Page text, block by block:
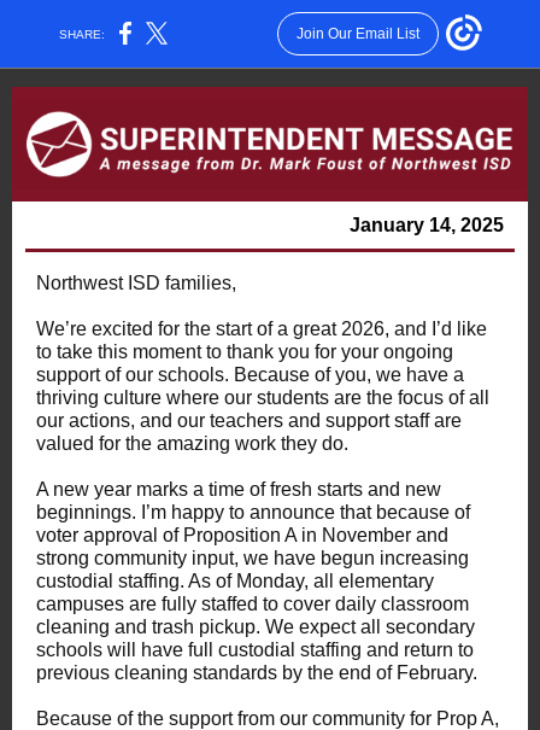
SHARE: Join Our Email List
January 14, 2025
Northwest ISD families,
We’re excited for the start of a great 2026, and I’d like
to take this moment to thank you for your ongoing
support of our schools. Because of you, we have a
thriving culture where our students are the focus of all
our actions, and our teachers and support staff are
valued for the amazing work they do.
A new year marks a time of fresh starts and new
beginnings. I’m happy to announce that because of
voter approval of Proposition A in November and
strong community input, we have begun increasing
custodial staffing. As of Monday, all elementary
campuses are fully staffed to cover daily classroom
cleaning and trash pickup. We expect all secondary
schools will have full custodial staffing and return to
previous cleaning standards by the end of February.
Because of the support from our community for Prop A,